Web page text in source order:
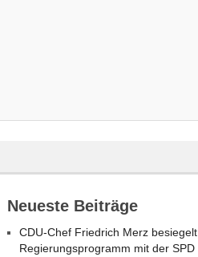
Neueste Beiträge
CDU-Chef Friedrich Merz besiegelt
Regierungsprogramm mit der SPD